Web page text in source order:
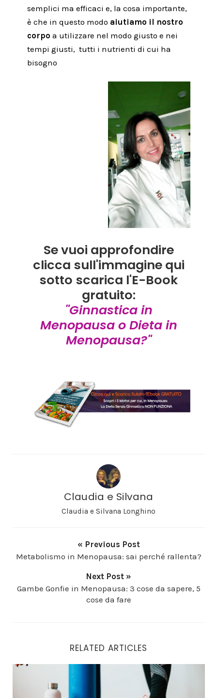
semplici ma efficaci e, la cosa importante,
è che in questo modo aiutiamo il nostro
corpo a utilizzare nel modo giusto e nei
tempi giusti, tutti i nutrienti di cui ha
bisogno
Se vuoi approfondire
clicca sull'immagine qui
sotto scarica l'E-Book
gratuito:
"Ginnastica in
Menopausa o Dieta in
Menopausa?"
Claudia e Silvana
Claudia e Silvana Longhino
« Previous Post
Metabolismo in Menopausa: sai perché rallenta?
Next Post »
Gambe Gonfie in Menopausa: 3 cose da sapere, 5
cose da fare
RELATED ARTICLES
Menopausa: La ginnastica? Fa male!